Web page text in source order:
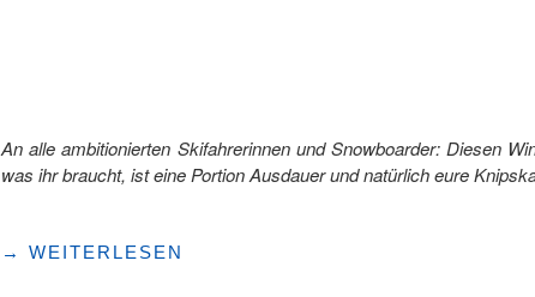
An alle ambitionierten Skifahrerinnen und Snowboarder: Diesen
was ihr braucht, ist eine Portion Ausdauer und natürlich eure
"SKI-
→ WEITERLESEN